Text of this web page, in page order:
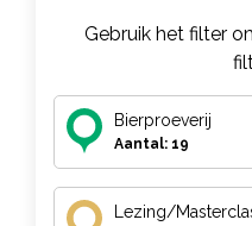
Gebruik het filter
Bierproeverij
Aantal: 19
Lezing/